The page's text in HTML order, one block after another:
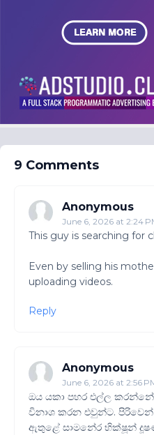
9 Comments
Anonymous
June 6, 2026 at 2:24
This guy is searching for
Even by selling his
uploading videos.
Reply
Anonymous
June 6, 2026 at 2:56
ඔය යකා පහර එල්ල කරන්නේ
විනාශ කරන එවුන්ට.
ඇතුළේ සාමනේර භික්ෂූන්